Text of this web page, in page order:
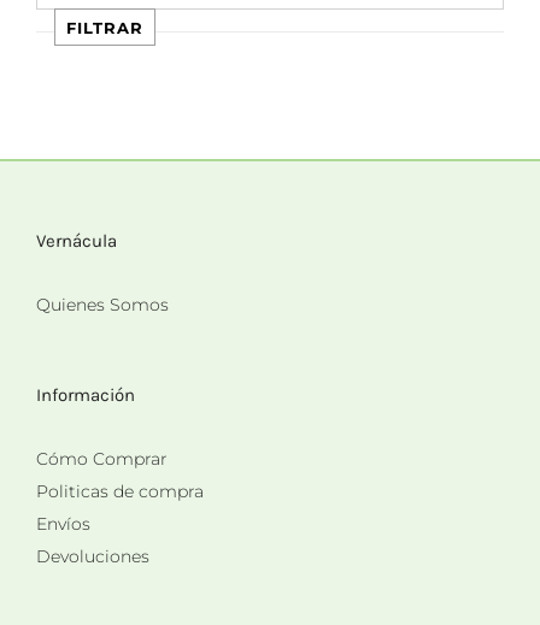
máximo
FILTRAR
Vernácula
Quienes Somos
Información
Cómo Comprar
Politicas de compra
Envíos
Devoluciones